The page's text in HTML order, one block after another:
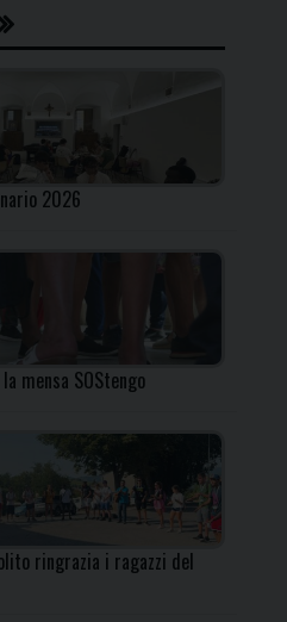
2026
mensa SOStengo
ringrazia i ragazzi del